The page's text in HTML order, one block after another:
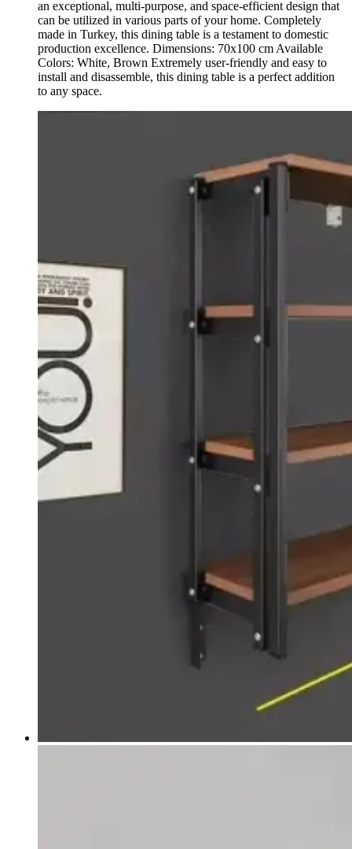
an exceptional, multi-purpose, and space-efficient design that
can be utilized in various parts of your home. Completely
made in Turkey, this dining table is a testament to domestic
production excellence. Dimensions: 70x100 cm Available
Colors: White, Brown Extremely user-friendly and easy to
install and disassemble, this dining table is a perfect addition
to any space.